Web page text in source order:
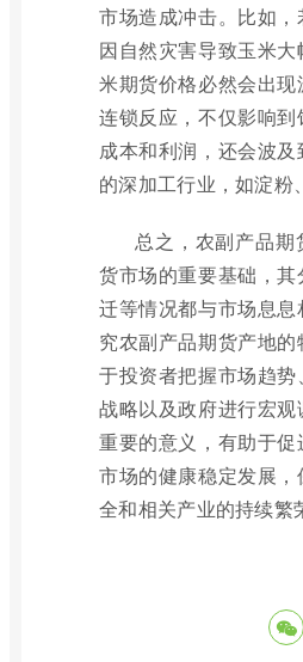
市场造成冲击。比如
因自然灾害导致玉米
米期货价格必然会出
连锁反应，不仅影响
成本和利润，还会波
的深加工行业，如淀粉
总之，农副产品期
货市场的重要基础，
迁等情况都与市场息
究农副产品期货产地
于投资者把握市场趋
战略以及政府进行宏
重要的意义，有助于
市场的健康稳定发展
全和相关产业的持续繁